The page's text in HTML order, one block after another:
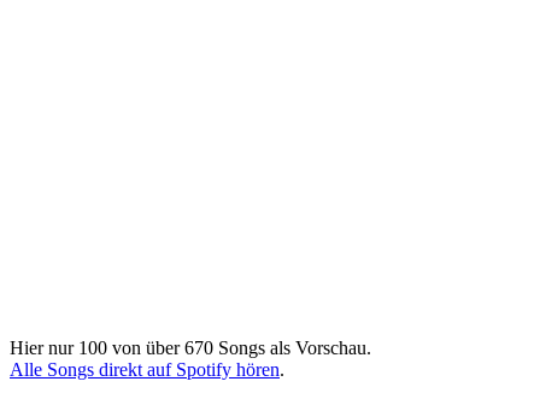
Hier nur 100 von über 670 Songs als Vorschau.
Alle Songs direkt auf Spotify hören.